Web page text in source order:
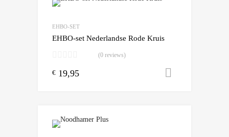
EHBO-SET
EHBO-set Nederlandse Rode Kruis
(0 reviews)
€ 19,95